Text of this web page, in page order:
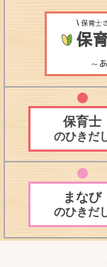
保育士
保
～
保育士
のひきだ
まなび
のひきだ